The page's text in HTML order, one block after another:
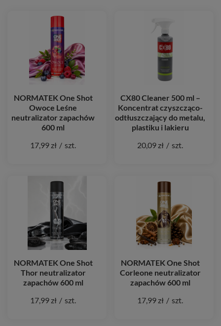
NORMATEK One Shot
Owoce Leśne
neutralizator zapachów
600 ml
17,99 zł / szt.
CX80 Cleaner 500 ml –
Koncentrat czyszcząco-
odtłuszczający do metalu,
plastiku i lakieru
20,09 zł / szt.
NORMATEK One Shot
Thor neutralizator
zapachów 600 ml
17,99 zł / szt.
NORMATEK One Shot
Corleone neutralizator
zapachów 600 ml
17,99 zł / szt.